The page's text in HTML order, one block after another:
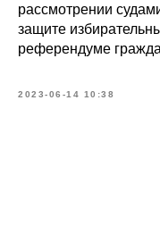
рассмотрении
защите
референдуме
2023-06-14 10:38